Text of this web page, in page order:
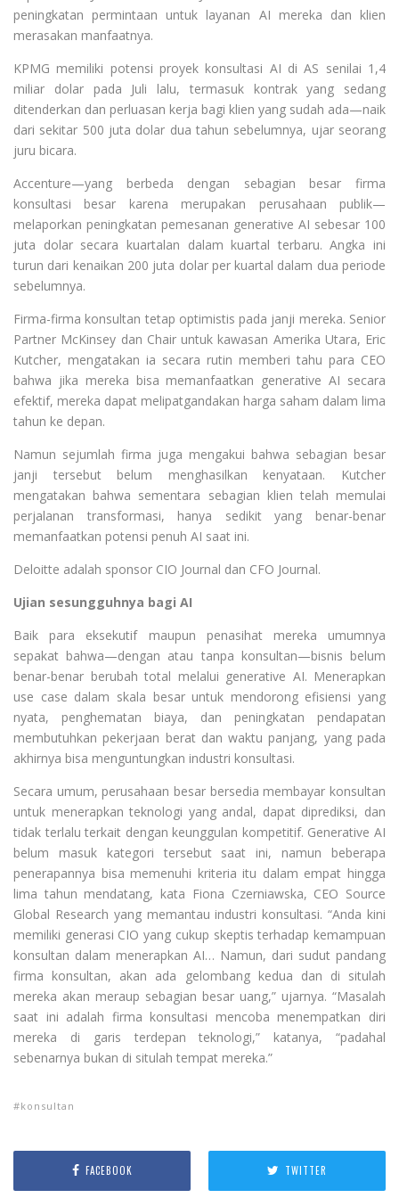
peningkatan permintaan untuk layanan AI mereka dan klien
merasakan manfaatnya.
KPMG memiliki potensi proyek konsultasi AI di AS senilai 1,4
miliar dolar pada Juli lalu, termasuk kontrak yang sedang
ditenderkan dan perluasan kerja bagi klien yang sudah ada—naik
dari sekitar 500 juta dolar dua tahun sebelumnya, ujar seorang
juru bicara.
Accenture—yang berbeda dengan sebagian besar firma
konsultasi besar karena merupakan perusahaan publik—
melaporkan peningkatan pemesanan generative AI sebesar 100
juta dolar secara kuartalan dalam kuartal terbaru. Angka ini
turun dari kenaikan 200 juta dolar per kuartal dalam dua periode
sebelumnya.
Firma-firma konsultan tetap optimistis pada janji mereka. Senior
Partner McKinsey dan Chair untuk kawasan Amerika Utara, Eric
Kutcher, mengatakan ia secara rutin memberi tahu para CEO
bahwa jika mereka bisa memanfaatkan generative AI secara
efektif, mereka dapat melipatgandakan harga saham dalam lima
tahun ke depan.
Namun sejumlah firma juga mengakui bahwa sebagian besar
janji tersebut belum menghasilkan kenyataan. Kutcher
mengatakan bahwa sementara sebagian klien telah memulai
perjalanan transformasi, hanya sedikit yang benar-benar
memanfaatkan potensi penuh AI saat ini.
Deloitte adalah sponsor CIO Journal dan CFO Journal.
Ujian sesungguhnya bagi AI
Baik para eksekutif maupun penasihat mereka umumnya
sepakat bahwa—dengan atau tanpa konsultan—bisnis belum
benar-benar berubah total melalui generative AI. Menerapkan
use case dalam skala besar untuk mendorong efisiensi yang
nyata, penghematan biaya, dan peningkatan pendapatan
membutuhkan pekerjaan berat dan waktu panjang, yang pada
akhirnya bisa menguntungkan industri konsultasi.
Secara umum, perusahaan besar bersedia membayar konsultan
untuk menerapkan teknologi yang andal, dapat diprediksi, dan
tidak terlalu terkait dengan keunggulan kompetitif. Generative AI
belum masuk kategori tersebut saat ini, namun beberapa
penerapannya bisa memenuhi kriteria itu dalam empat hingga
lima tahun mendatang, kata Fiona Czerniawska, CEO Source
Global Research yang memantau industri konsultasi. “Anda kini
memiliki generasi CIO yang cukup skeptis terhadap kemampuan
konsultan dalam menerapkan AI… Namun, dari sudut pandang
firma konsultan, akan ada gelombang kedua dan di situlah
mereka akan meraup sebagian besar uang,” ujarnya. “Masalah
saat ini adalah firma konsultasi mencoba menempatkan diri
mereka di garis terdepan teknologi,” katanya, “padahal
sebenarnya bukan di situlah tempat mereka.”
konsultan
FACEBOOK TWITTER